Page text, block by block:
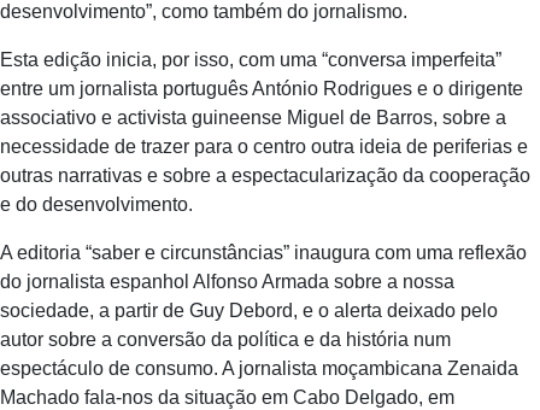
desenvolvimento”, como também do jornalismo.
Esta edição inicia, por isso, com uma “conversa imperfeita”
entre um jornalista português António Rodrigues e o dirigente
associativo e activista guineense Miguel de Barros, sobre a
necessidade de trazer para o centro outra ideia de periferias e
outras narrativas e sobre a espectacularização da cooperação
e do desenvolvimento.
A editoria “saber e circunstâncias” inaugura com uma reflexão
do jornalista espanhol Alfonso Armada sobre a nossa
sociedade, a partir de Guy Debord, e o alerta deixado pelo
autor sobre a conversão da política e da história num
espectáculo de consumo. A jornalista moçambicana Zenaida
Machado fala-nos da situação em Cabo Delgado, em